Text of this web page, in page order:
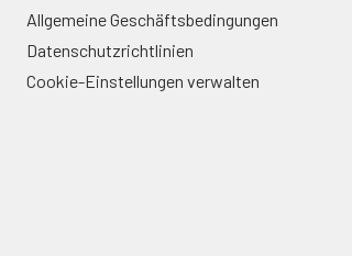
Allgemeine Geschäftsbedingungen
Datenschutzrichtlinien
Cookie-Einstellungen verwalten